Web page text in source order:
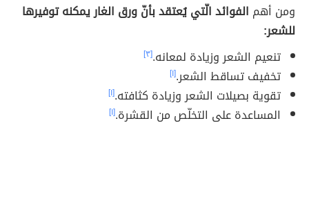
ومن أهم الفوائد الّتي يُعتقد بأنّ ورق الغار يمكنه توفيرها
للشعر:
تنعيم الشعر وزيادة لمعانه.[٣]
تخفيف تساقط الشعر.[١]
تقوية بصيلات الشعر وزيادة كثافته.[١]
المساعدة على التخلّص من القشرة.[١]